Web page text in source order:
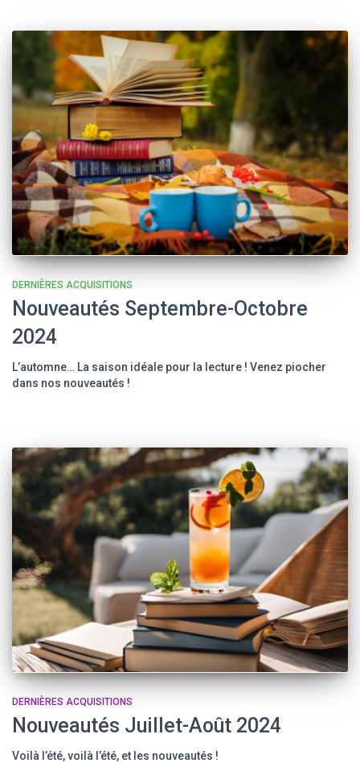
DERNIÈRES ACQUISITIONS
Nouveautés Septembre-Octobre
2024
L’automne… La saison idéale pour la lecture ! Venez piocher
dans nos nouveautés !
DERNIÈRES ACQUISITIONS
Nouveautés Juillet-Août 2024
Voilà l’été, voilà l’été, et les nouveautés !